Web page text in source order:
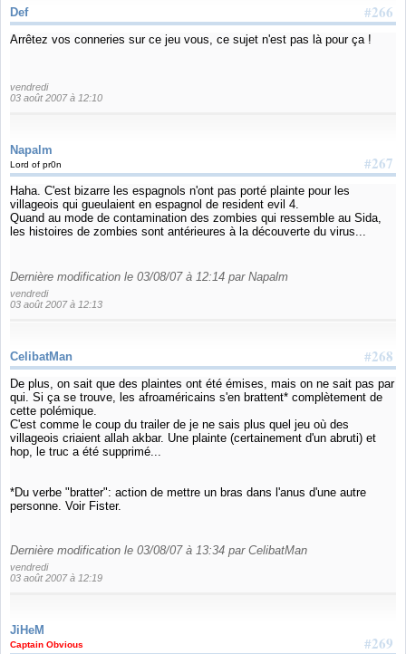
#266
Def
Arrêtez vos conneries sur ce jeu vous, ce sujet n'est pas là pour ça !
vendredi
03 août 2007 à 12:10
Napalm
#267
Lord of pr0n
Haha. C'est bizarre les espagnols n'ont pas porté plainte pour les
villageois qui gueulaient en espagnol de resident evil 4.
Quand au mode de contamination des zombies qui ressemble au Sida,
les histoires de zombies sont antérieures à la découverte du virus...
Dernière modification le 03/08/07 à 12:14 par Napalm
vendredi
03 août 2007 à 12:13
#268
CelibatMan
De plus, on sait que des plaintes ont été émises, mais on ne sait pas par
qui. Si ça se trouve, les afroaméricains s'en brattent* complètement de
cette polémique.
C'est comme le coup du trailer de je ne sais plus quel jeu où des
villageois criaient allah akbar. Une plainte (certainement d'un abruti) et
hop, le truc a été supprimé...
*Du verbe "bratter": action de mettre un bras dans l'anus d'une autre
personne. Voir Fister.
Dernière modification le 03/08/07 à 13:34 par CelibatMan
vendredi
03 août 2007 à 12:19
JiHeM
#269
Captain Obvious